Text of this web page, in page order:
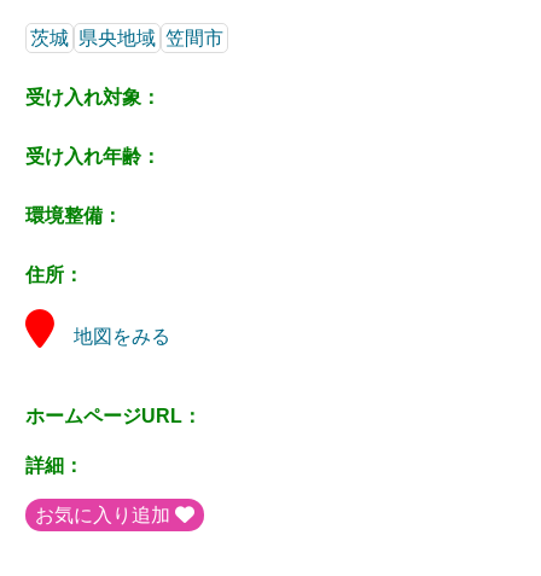
茨城 県央地域 笠間市
受け入れ対象：
受け入れ年齢：
環境整備：
住所：
地図をみる
ホームページURL：
詳細：
お気に入り追加